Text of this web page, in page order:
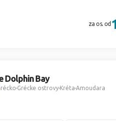
za os. od
Dolphin Bay
Grécke ostrovyKrétaAmoudara